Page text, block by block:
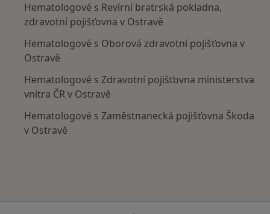
Hematologové s Revírní bratrská pokladna,
zdravotní pojišťovna v Ostravě
Hematologové s Oborová zdravotní pojišťovna v
Ostravě
Hematologové s Zdravotní pojišťovna ministerstva
vnitra ČR v Ostravě
Hematologové s Zaměstnanecká pojišťovna Škoda
v Ostravě